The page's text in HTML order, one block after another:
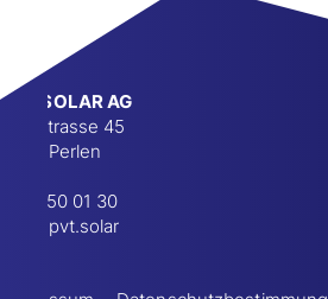
PVT SOLAR AG
Dorfstrasse 45
6035 Perlen
041 450 01 30
info@pvt.solar